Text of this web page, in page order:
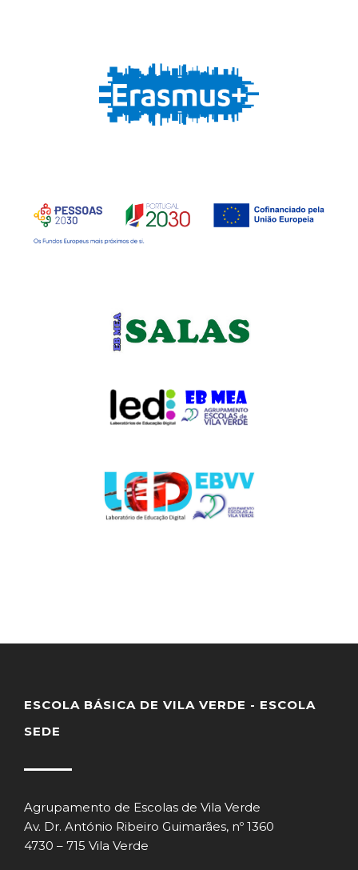
ESCOLA BÁSICA DE VILA VERDE - ESCOLA
SEDE
Agrupamento de Escolas de Vila Verde
Av. Dr. António Ribeiro Guimarães, nº 1360
4730 – 715 Vila Verde